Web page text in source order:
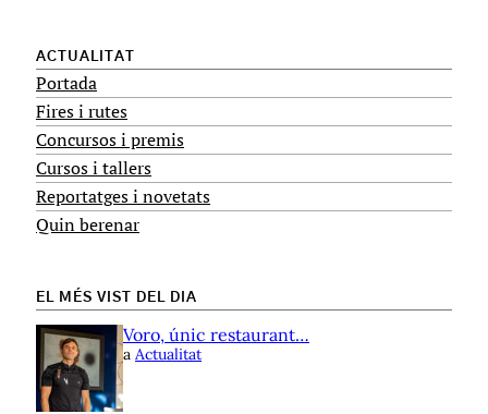
ACTUALITAT
Portada
Fires i rutes
Concursos i premis
Cursos i tallers
Reportatges i novetats
Quin berenar
EL MÉS VIST DEL DIA
Voro, únic restaurant…
a Actualitat